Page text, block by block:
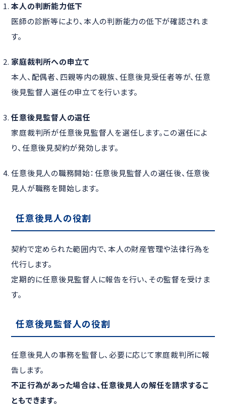
本人の判断能力低下
医師の診断等により、本人の判断能力の低下が確認されま
す。
家庭裁判所への申立て
本人、配偶者、四親等内の親族、任意後見受任者等が、任意
後見監督人選任の申立てを行います。
任意後見監督人の選任
家庭裁判所が任意後見監督人を選任します。この選任によ
り、任意後見契約が発効します。
任意後見人の職務開始：任意後見監督人の選任後、任意後
見人が職務を開始します。
任意後見人の役割
契約で定められた範囲内で、本人の財産管理や法律行為を
代行します。
定期的に任意後見監督人に報告を行い、その監督を受けま
す。
任意後見監督人の役割
任意後見人の事務を監督し、必要に応じて家庭裁判所に報
告します。
不正行為があった場合は、任意後見人の解任を請求するこ
ともできます。